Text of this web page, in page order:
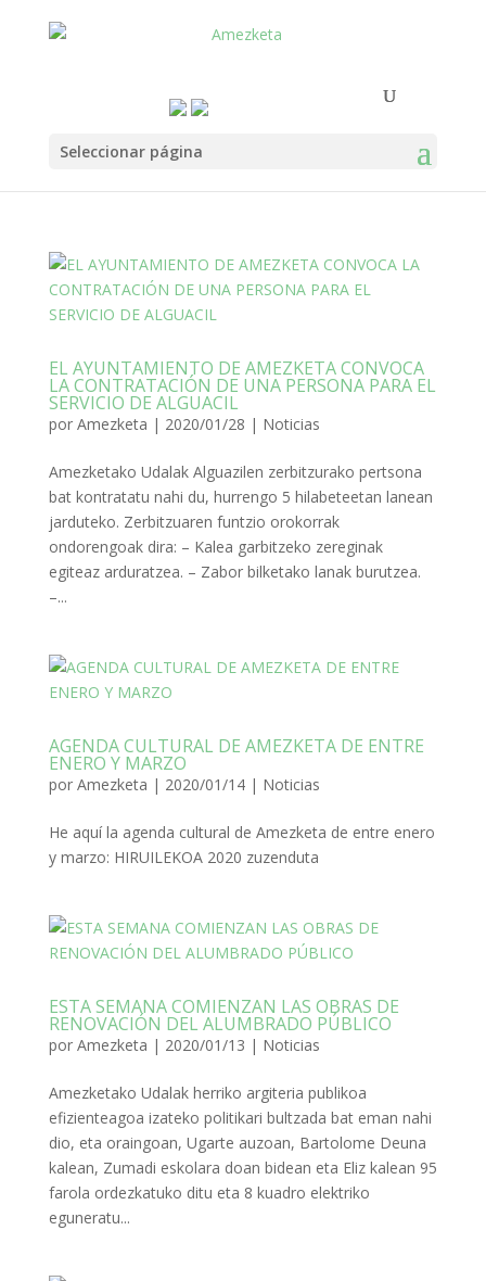
Seleccionar página
EL AYUNTAMIENTO DE AMEZKETA CONVOCA
LA CONTRATACIÓN DE UNA PERSONA PARA EL
SERVICIO DE ALGUACIL
por Amezketa | 2020/01/28 | Noticias
Amezketako Udalak Alguazilen zerbitzurako pertsona
bat kontratatu nahi du, hurrengo 5 hilabeteetan lanean
jarduteko. Zerbitzuaren funtzio orokorrak
ondorengoak dira: – Kalea garbitzeko zereginak
egiteaz arduratzea. – Zabor bilketako lanak burutzea.
–...
AGENDA CULTURAL DE AMEZKETA DE ENTRE
ENERO Y MARZO
por Amezketa | 2020/01/14| Noticias
He aquí la agenda cultural de Amezketa de entre enero
y marzo: HIRUILEKOA 2020 zuzenduta
ESTA SEMANA COMIENZAN LAS OBRAS DE
RENOVACIÓN DEL ALUMBRADO PÚBLICO
por Amezketa | 2020/01/13 | Noticias
Amezketako Udalak herriko argiteria publikoa
efizienteagoa izateko politikari bultzada bat eman nahi
dio, eta oraingoan, Ugarte auzoan, Bartolome Deuna
kalean, Zumadi eskolara doan bidean eta Eliz kalean 95
farola ordezkatuko ditu eta 8 kuadro elektriko
eguneratu...